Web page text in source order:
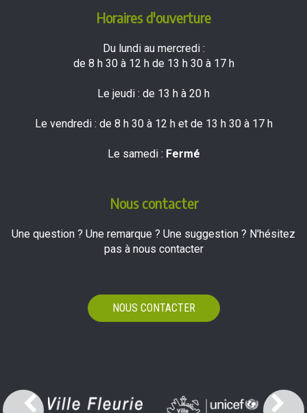
Horaires d'ouverture
Du lundi au mercredi :
de 8 h 30 à 12 h de 13 h 30 à 17 h
Le jeudi : de 13 h à 20 h
Le vendredi : de 8 h 30 à 12 h et de 13 h 30 à 17 h
Le samedi : Fermé
Nous contacter
Une question ? Une remarque ? Une suggestion ? N'hésitez
pas à nous contacter
NOUS CONTACTER